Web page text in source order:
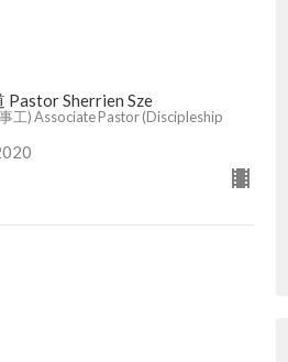
Pastor Sherrien Sze
工) Associate Pastor (Discipleship